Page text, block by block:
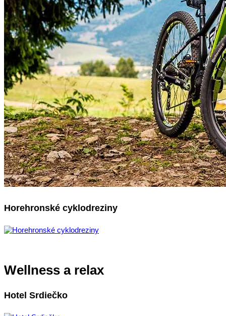
Horehronské cyklodreziny
Wellness a relax
Hotel Srdiečko